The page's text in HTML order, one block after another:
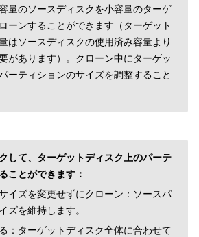
量のソースディスクを小容量のターゲ
ーンすることができます（ターゲット
はソースディスクの使用済み容量より
があります）。クローン中にターゲッ
ーティションのサイズを調整すること
して、ターゲットディスク上のパーテ
ことができます：
イズを変更せずにクローン：ソースパ
ズを維持します。
：ターゲットディスク全体に合わせて